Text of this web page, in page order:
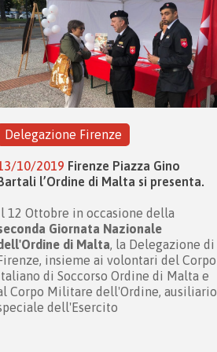
Delegazione Firenze
10/2019 Firenze Piazza Gino
l’Ordine di Malta si presenta.
12 Ottobre in occasione della
Giornata Nazionale
di Malta, la Delegazione di
insieme ai volontari del Corpo
di Soccorso Ordine di Malta e
Corpo Militare dell'Ordine, ausiliario
dell'Esercito